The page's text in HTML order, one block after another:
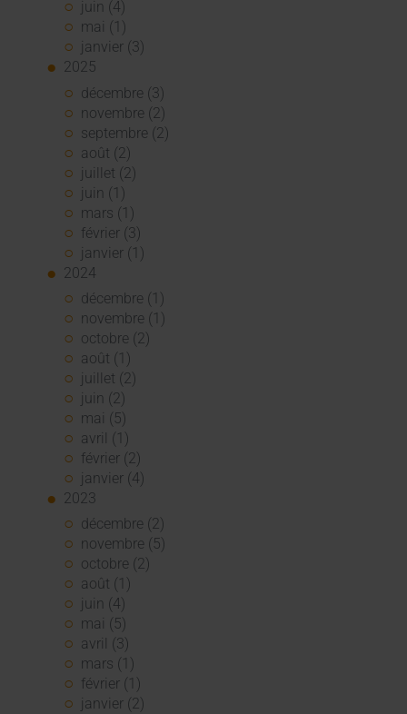
juin (4)
mai (1)
janvier (3)
2025
décembre (3)
novembre (2)
septembre (2)
août (2)
juillet (2)
juin (1)
mars (1)
février (3)
janvier (1)
2024
décembre (1)
novembre (1)
octobre (2)
août (1)
juillet (2)
juin (2)
mai (5)
avril (1)
février (2)
janvier (4)
2023
décembre (2)
novembre (5)
octobre (2)
août (1)
juin (4)
mai (5)
avril (3)
mars (1)
février (1)
janvier (2)